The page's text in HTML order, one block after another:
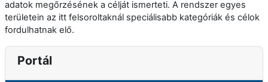
adatok megőrzésének a célját ismerteti. A rendszer egyes
területein az itt felsoroltaknál speciálisabb kategóriák és célok
fordulhatnak elő.
Portál